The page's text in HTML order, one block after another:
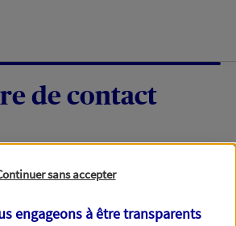
de contact
répondrons dans les
mail ou par téléphone.
sans accepter
engageons à être transparents